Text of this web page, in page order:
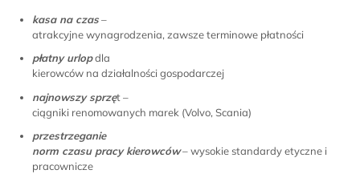
kasa na czas–
atrakcyjne wynagrodzenia, zawsze terminowe płatności
płatny urlopdla
kierowców na działalności gospodarczej
najnowszy sprzęt –
ciągniki renomowanych marek (Volvo, Scania)
przestrzeganie
norm czasu pracy kierowców– wysokie standardy etyczne i
pracownicze